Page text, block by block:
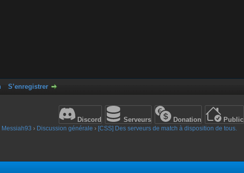
S’enregistrer
Discord Serveurs Donation Public
› Discussion générale › [CSS] Des serveurs de match à disposition de tous.